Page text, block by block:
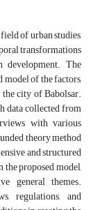
of urban studies,
transformations
development. The
model of the factors,
the city of Babolsar.
data collected from
with various
theory method
and structured
proposed model,
general themes.
regulations, and